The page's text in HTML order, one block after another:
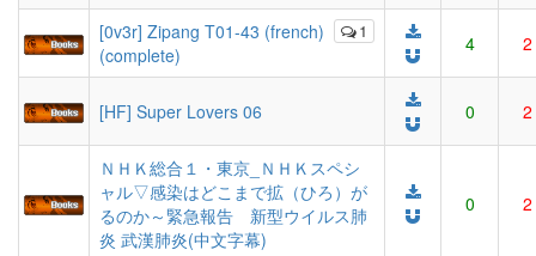
1
[0v3r] Zipang T01-43 (french)
(complete)
4 2
[HF] Super Lovers 06 0 2
ＮＨＫ総合１・東京_ＮＨＫスペシ
ャル▽感染はどこまで拡（ひろ）が
るのか～緊急報告 新型ウイルス肺
炎 武漢肺炎(中文字幕)
0 2